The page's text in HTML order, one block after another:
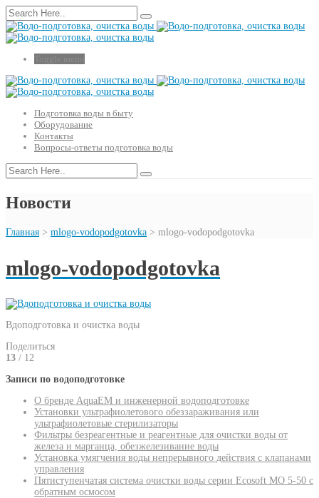
Подготовка воды в быту
Оборудование
Контакты
Вопросы-ответы подготовка воды
Новости
Главная > mlogo-vodopodgotovka > mlogo-vodopodgotovka
mlogo-vodopodgotovka
Вдоподготовка и очистка воды
Поделиться
13 / 12
Записи по водоподготовке
О бренде AquaEM и инженерной водоподготовке
Установки ультрафиолетового обеззараживания или
ультрафиолетовые стерилизаторы
Фильтры безреагентные и реагентные для очистки воды от
железа и марганца, обезжелезивание воды
Установка умягчения воды непрерывного действия с клапанами
управления
Пятиступенчатая система очистки воды серии Ecosoft MO 5-50 с
обратным осмосом